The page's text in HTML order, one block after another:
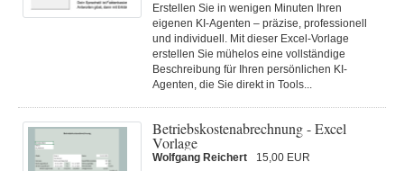
Erstellen Sie in wenigen Minuten Ihren
eigenen KI-Agenten – präzise, professionell
und individuell. Mit dieser Excel-Vorlage
erstellen Sie mühelos eine vollständige
Beschreibung für Ihren persönlichen KI-
Agenten, die Sie direkt in Tools...
Betriebskostenabrechnung - Excel
Vorlage
Wolfgang Reichert
15,00 EUR